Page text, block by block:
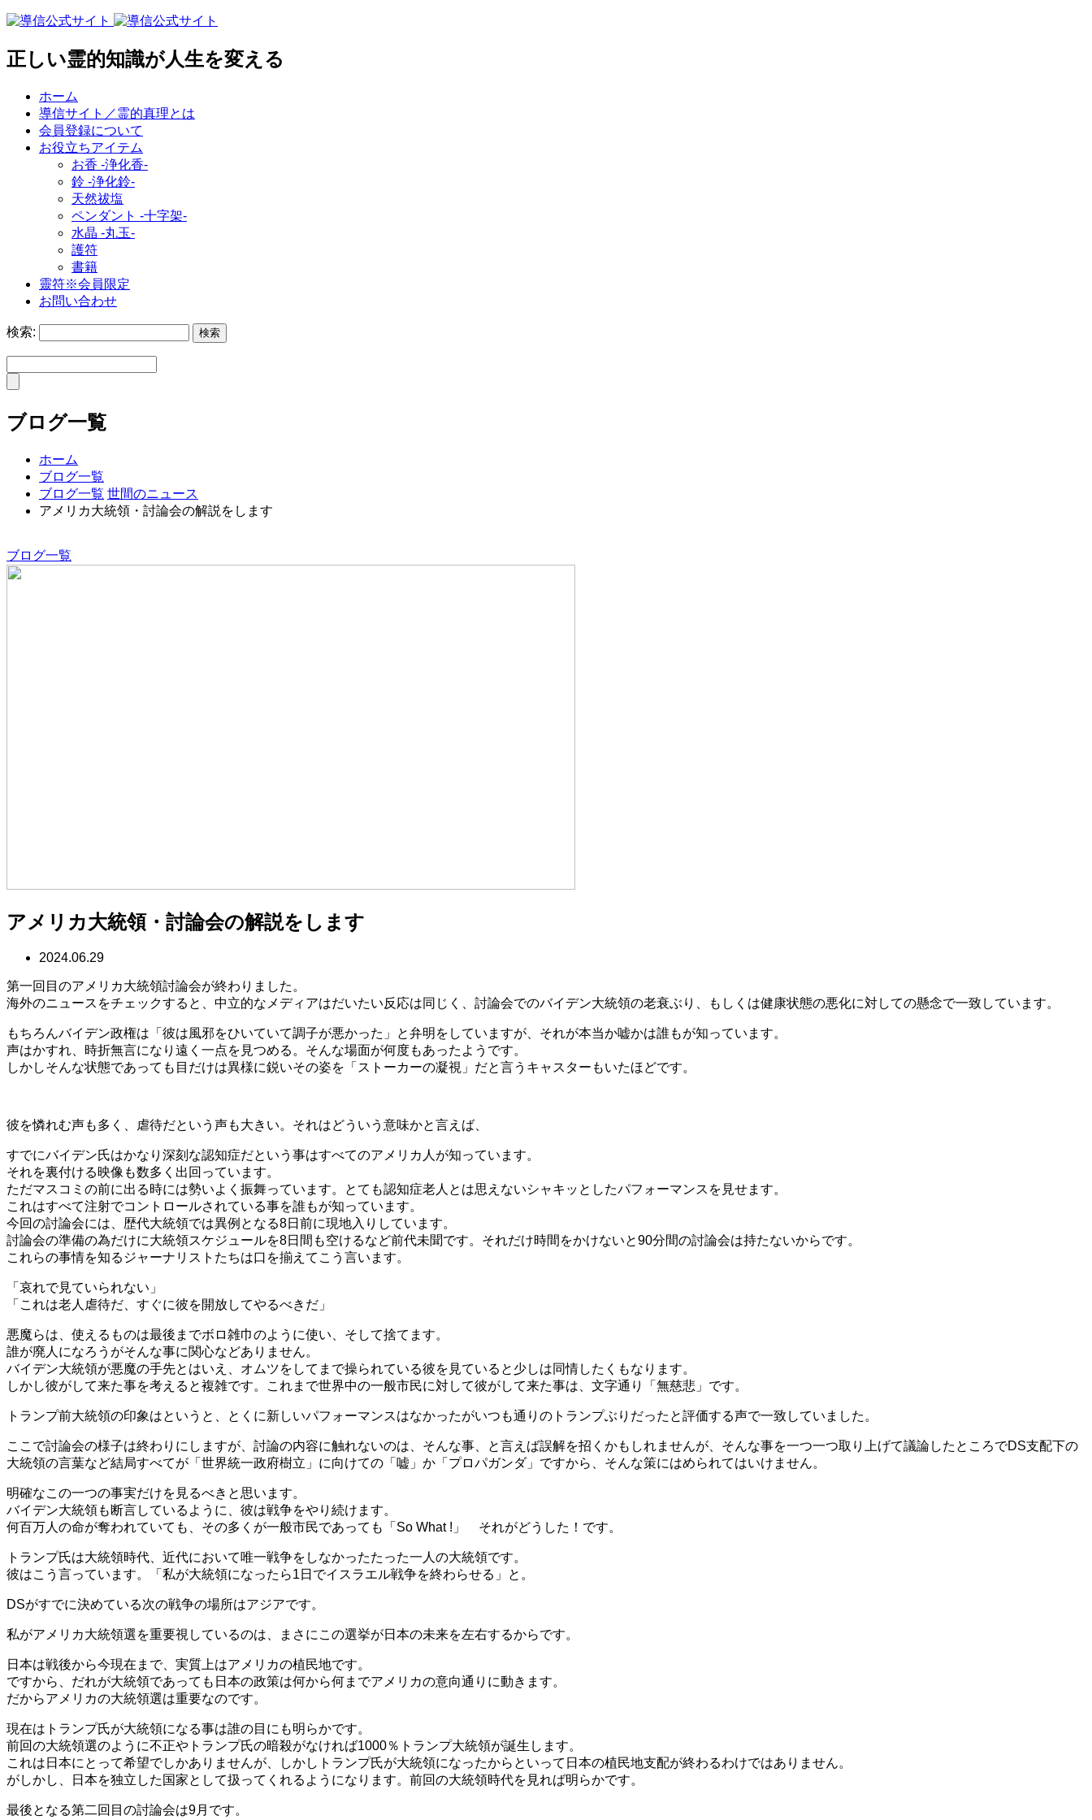
正しい霊的知識が人生を変える
ホーム
導信サイト／霊的真理とは
会員登録について
お役立ちアイテム
お香 ‐浄化香‐
鈴 ‐浄化鈴‐
天然祓塩
ペンダント -十字架-
水晶 -丸玉-
護符
書籍
靈符※会員限定
お問い合わせ
検索:
ブログ一覧
ホーム
ブログ一覧
ブログ一覧 世間のニュース
アメリカ大統領・討論会の解説をします
ブログ一覧
アメリカ大統領・討論会の解説をします
2024.06.29
第一回目のアメリカ大統領討論会が終わりました。
海外のニュースをチェックすると、中立的なメディアはだいたい反応は同じく、討論会でのバイデン大統領の老衰ぶり、もしくは健康状態の悪化に対しての懸念で一致しています。
もちろんバイデン政権は「彼は風邪をひいていて調子が悪かった」と弁明をしていますが、それが本当か嘘かは誰もが知っています。
声はかすれ、時折無言になり遠く一点を見つめる。そんな場面が何度もあったようです。
しかしそんな状態であっても目だけは異様に鋭いその姿を「ストーカーの凝視」だと言うキャスターもいたほどです。
彼を憐れむ声も多く、虐待だという声も大きい。それはどういう意味かと言えば、
すでにバイデン氏はかなり深刻な認知症だという事はすべてのアメリカ人が知っています。
それを裏付ける映像も数多く出回っています。
ただマスコミの前に出る時には勢いよく振舞っています。とても認知症老人とは思えないシャキッとしたパフォーマンスを見せます。
これはすべて注射でコントロールされている事を誰もが知っています。
今回の討論会には、歴代大統領では異例となる8日前に現地入りしています。
討論会の準備の為だけに大統領スケジュールを8日間も空けるなど前代未聞です。それだけ時間をかけないと90分間の討論会は持たないからです。
これらの事情を知るジャーナリストたちは口を揃えてこう言います。
「哀れで見ていられない」
「これは老人虐待だ、すぐに彼を開放してやるべきだ」
悪魔らは、使えるものは最後までボロ雑巾のように使い、そして捨てます。
誰が廃人になろうがそんな事に関心などありません。
バイデン大統領が悪魔の手先とはいえ、オムツをしてまで操られている彼を見ていると少しは同情したくもなります。
しかし彼がして来た事を考えると複雑です。これまで世界中の一般市民に対して彼がして来た事は、文字通り「無慈悲」です。
トランプ前大統領の印象はというと、とくに新しいパフォーマンスはなかったがいつも通りのトランプぶりだったと評価する声で一致していました。
ここで討論会の様子は終わりにしますが、討論の内容に触れないのは、そんな事、と言えば誤解を招くかもしれませんが、そんな事を一つ一つ取り上げて議論したところでDS支配下の
大統領の言葉など結局すべてが「世界統一政府樹立」に向けての「嘘」か「プロパガンダ」ですから、そんな策にはめられてはいけません。
明確なこの一つの事実だけを見るべきと思います。
バイデン大統領も断言しているように、彼は戦争をやり続けます。
何百万人の命が奪われていても、その多くが一般市民であっても「So What !」 それがどうした！です。
トランプ氏は大統領時代、近代において唯一戦争をしなかったたった一人の大統領です。
彼はこう言っています。「私が大統領になったら1日でイスラエル戦争を終わらせる」と。
DSがすでに決めている次の戦争の場所はアジアです。
私がアメリカ大統領選を重要視しているのは、まさにこの選挙が日本の未来を左右するからです。
日本は戦後から今現在まで、実質上はアメリカの植民地です。
ですから、だれが大統領であっても日本の政策は何から何までアメリカの意向通りに動きます。
だからアメリカの大統領選は重要なのです。
現在はトランプ氏が大統領になる事は誰の目にも明らかです。
前回の大統領選のように不正やトランプ氏の暗殺がなければ1000％トランプ大統領が誕生します。
これは日本にとって希望でしかありませんが、しかしトランプ氏が大統領になったからといって日本の植民地支配が終わるわけではありません。
がしかし、日本を独立した国家として扱ってくれるようになります。前回の大統領時代を見れば明らかです。
最後となる第二回目の討論会は9月です。